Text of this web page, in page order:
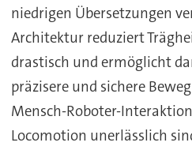
niedrigen Übersetzungen
Architektur reduziert
drastisch und ermöglicht
präzisere und sichere
Mensch-Roboter-
Locomotion unerlässlich